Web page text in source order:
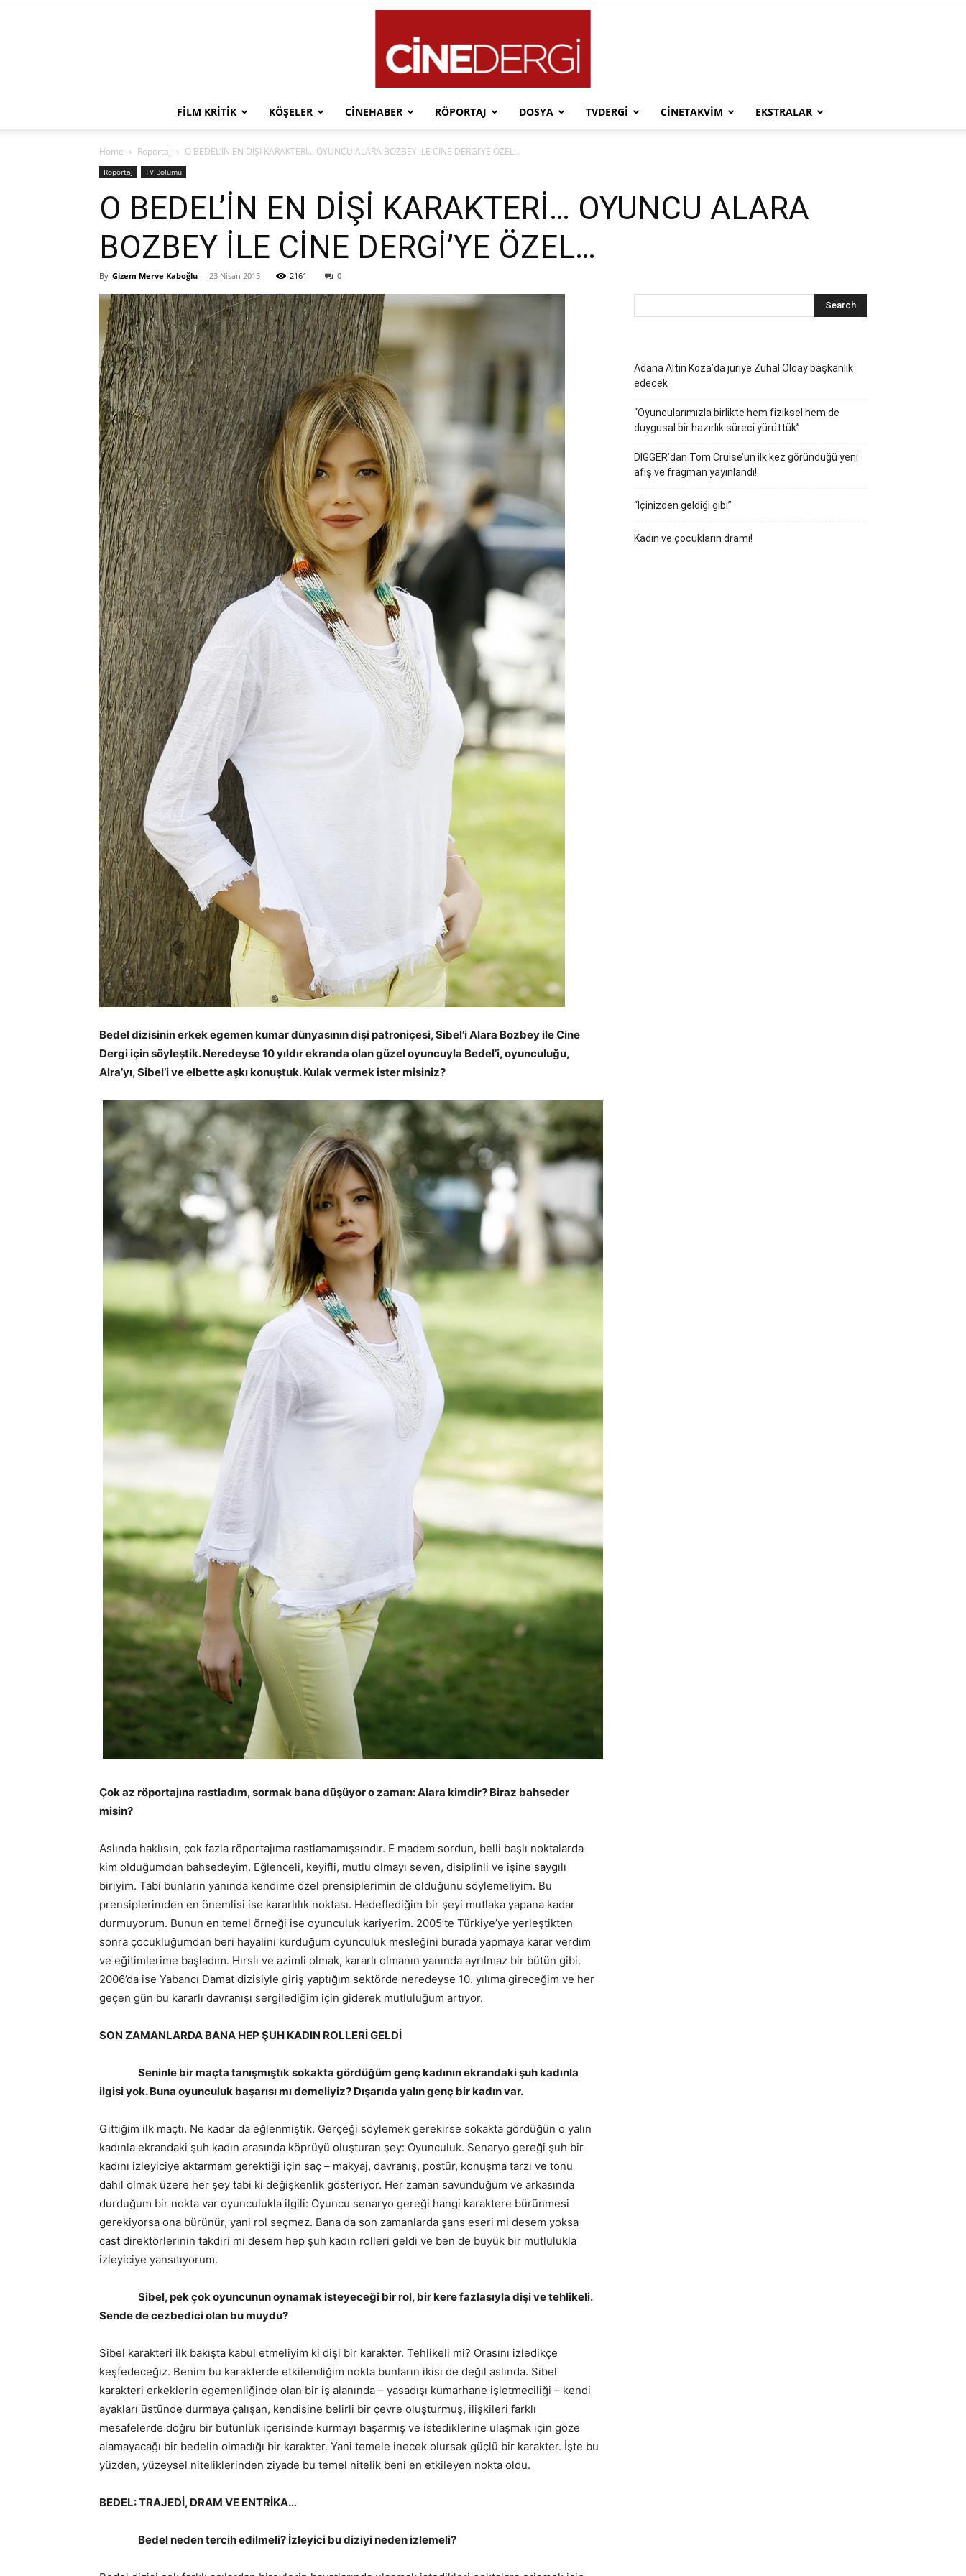
FILM KRITIK KÖŞELER CINEHABER RÖPORTAJ DOSYA TVDERGI CINETAKVIM EKSTRALAR
Home Röportaj O BEDEL’İN EN DİŞİ KARAKTERİ… OYUNCU ALARA BOZBEY İLE CİNE DERGİ’YE ÖZEL…
Röportaj TV Bölümü
O BEDEL’İN EN DİŞİ KARAKTERİ… OYUNCU ALARA
BOZBEY İLE CİNE DERGİ’YE ÖZEL…
By Gizem Merve Kaboğlu - 23 Nisan 2015 2161 0
Bedel dizisinin erkek egemen kumar dünyasının dişi patroniçesi, Sibel’i Alara Bozbey ile Cine
Dergi için söyleştik. Neredeyse 10 yıldır ekranda olan güzel oyuncuyla Bedel’i, oyunculuğu,
Alra’yı, Sibel’i ve elbette aşkı konuştuk. Kulak vermek ister misiniz?
Çok az röportajına rastladım, sormak bana düşüyor o zaman: Alara kimdir? Biraz bahseder
misin?
Aslında haklısın, çok fazla röportajıma rastlamamışsındır. E madem sordun, belli başlı noktalarda
kim olduğumdan bahsedeyim. Eğlenceli, keyifli, mutlu olmayı seven, disiplinli ve işine saygılı
biriyim. Tabi bunların yanında kendime özel prensiplerimin de olduğunu söylemeliyim. Bu
prensiplerimden en önemlisi ise kararlılık noktası. Hedeflediğim bir şeyi mutlaka yapana kadar
durmuyorum. Bunun en temel örneği ise oyunculuk kariyerim. 2005’te Türkiye’ye yerleştikten
sonra çocukluğumdan beri hayalini kurduğum oyunculuk mesleğini burada yapmaya karar verdim
ve eğitimlerime başladım. Hırslı ve azimli olmak, kararlı olmanın yanında ayrılmaz bir bütün gibi.
2006’da ise Yabancı Damat dizisiyle giriş yaptığım sektörde neredeyse 10. yılıma gireceğim ve her
geçen gün bu kararlı davranışı sergilediğim için giderek mutluluğum artıyor.
SON ZAMANLARDA BANA HEP ŞUH KADIN ROLLERİ GELDİ
Seninle bir maçta tanışmıştık sokakta gördüğüm genç kadının ekrandaki şuh kadınla
ilgisi yok. Buna oyunculuk başarısı mı demeliyiz? Dışarıda yalın genç bir kadın var.
Gittiğim ilk maçtı. Ne kadar da eğlenmiştik. Gerçeği söylemek gerekirse sokakta gördüğün o yalın
kadınla ekrandaki şuh kadın arasında köprüyü oluşturan şey: Oyunculuk. Senaryo gereği şuh bir
kadını izleyiciye aktarmam gerektiği için saç – makyaj, davranış, postür, konuşma tarzı ve tonu
dahil olmak üzere her şey tabi ki değişkenlik gösteriyor. Her zaman savunduğum ve arkasında
durduğum bir nokta var oyunculukla ilgili: Oyuncu senaryo gereği hangi karaktere bürünmesi
gerekiyorsa ona bürünür, yani rol seçmez. Bana da son zamanlarda şans eseri mi desem yoksa
cast direktörlerinin takdiri mi desem hep şuh kadın rolleri geldi ve ben de büyük bir mutlulukla
izleyiciye yansıtıyorum.
Sibel, pek çok oyuncunun oynamak isteyeceği bir rol, bir kere fazlasıyla dişi ve tehlikeli.
Sende de cezbedici olan bu muydu?
Sibel karakteri ilk bakışta kabul etmeliyim ki dişi bir karakter. Tehlikeli mi? Orasını izledikçe
keşfedeceğiz. Benim bu karakterde etkilendiğim nokta bunların ikisi de değil aslında. Sibel
karakteri erkeklerin egemenliğinde olan bir iş alanında – yasadışı kumarhane işletmeciliği – kendi
ayakları üstünde durmaya çalışan, kendisine belirli bir çevre oluşturmuş, ilişkileri farklı
mesafelerde doğru bir bütünlük içerisinde kurmayı başarmış ve istediklerine ulaşmak için göze
alamayacağı bir bedelin olmadığı bir karakter. Yani temele inecek olursak güçlü bir karakter. İşte bu
yüzden, yüzeysel niteliklerinden ziyade bu temel nitelik beni en etkileyen nokta oldu.
BEDEL: TRAJEDİ, DRAM VE ENTRİKA…
Bedel neden tercih edilmeli? İzleyici bu diziyi neden izlemeli?
Adana Altın Koza’da jüriye Zuhal Olcay başkanlık
edecek
“Oyuncularımızla birlikte hem fiziksel hem de
duygusal bir hazırlık süreci yürüttük”
DIGGER’dan Tom Cruise’un ilk kez göründüğü yeni
afiş ve fragman yayınlandı!
“İçinizden geldiği gibi”
Kadın ve çocukların dramı!